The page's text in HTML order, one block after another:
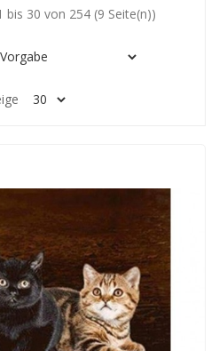
bis 30 von 254 (9 Seite(n))